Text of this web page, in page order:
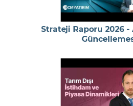
Strateji Raporu 2026 -